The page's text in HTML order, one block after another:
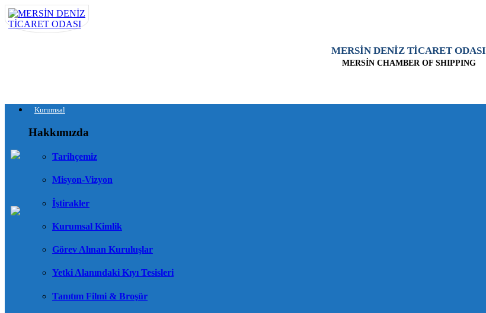
MERSİN DENİZ TİCARET ODASI
MERSİN CHAMBER OF SHIPPING
Kurumsal
Hakkımızda
Tarihçemiz
Misyon-Vizyon
İştirakler
Kurumsal Kimlik
Görev Alınan Kuruluşlar
Yetki Alanındaki Kıyı Tesisleri
Tanıtım Filmi & Broşür